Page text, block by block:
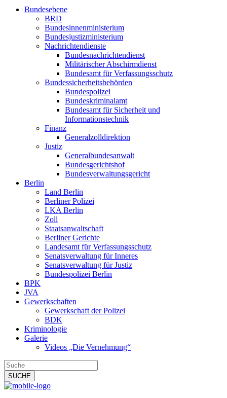
Bundesebene
BRD
Bundesinnenministerium
Bundesjustizministerium
Nachrichtendienste
Bundesnachrichtendienst
Militärischer Abschirmdienst
Bundesamt für Verfassungsschutz
Bundessicherheitsbehörden
Bundespolizei
Bundeskriminalamt
Bundesamt für Sicherheit und
Informationstechnik
Finanz
Generalzolldirektion
Justiz
Generalbundesanwalt
Bundesgerichtshof
Bundesverwaltungsgericht
Berlin
Land Berlin
Berliner Polizei
LKA Berlin
Zoll
Staatsanwaltschaft
Berliner Gerichte
Landesamt für Verfassungsschutz
Senatsverwaltung für Inneres
Senatsverwaltung für Justiz
Bundespolizei Berlin
BPK
JVA
Gewerkschaften
Gewerkschaft der Polizei
BDK
Kriminologie
Galerie
Videos „Die Vernehmung“